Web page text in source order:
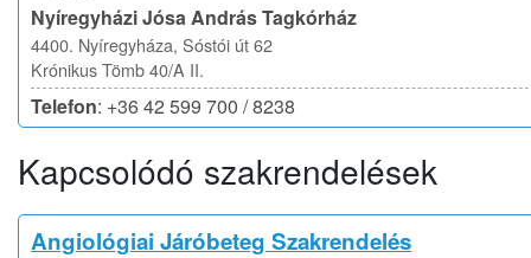
Nyíregyházi Jósa András Tagkórház
4400. Nyíregyháza, Sóstói út 62
Krónikus Tömb 40/A II.
Telefon: +36 42 599 700 / 8238
Kapcsolódó szakrendelések
Angiológiai Járóbeteg Szakrendelés